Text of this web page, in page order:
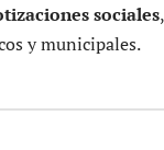
sociales
y municipales.